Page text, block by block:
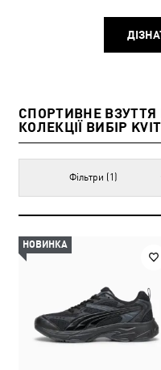
СПОРТИВНЕ ВЗУТТЯ
КОЛЕКЦІЇ ВИБІР
Фільтри (1)
НОВИНКА